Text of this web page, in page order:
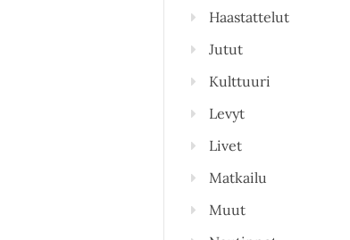
Haastattelut
Jutut
Kulttuuri
Levyt
Livet
Matkailu
Muut